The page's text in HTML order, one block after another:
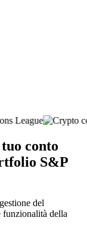
conto
S&P
del
funzionalità della